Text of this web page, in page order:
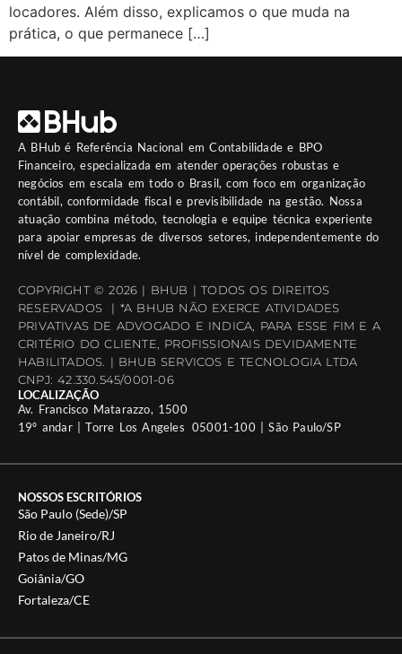
locadores. Além disso, explicamos o que muda na
prática, o que permanece […]
A BHub é Referência Nacional em Contabilidade e BPO
Financeiro, especializada em atender operações robustas e
negócios em escala em todo o Brasil, com foco em organização
contábil, conformidade fiscal e previsibilidade na gestão. Nossa
atuação combina método, tecnologia e equipe técnica experiente
para apoiar empresas de diversos setores, independentemente do
nível de complexidade.
COPYRIGHT © 2026 | BHUB | TODOS OS DIREITOS
RESERVADOS | *A BHUB NÃO EXERCE ATIVIDADES
PRIVATIVAS DE ADVOGADO E INDICA, PARA ESSE FIM E A
CRITÉRIO DO CLIENTE, PROFISSIONAIS DEVIDAMENTE
HABILITADOS. | BHUB SERVICOS E TECNOLOGIA LTDA
CNPJ: 42.330.545/0001-06
LOCALIZAÇÃO
Av. Francisco Matarazzo, 1500
19º andar | Torre Los Angeles 05001-100 | São Paulo/SP
NOSSOS ESCRITÓRIOS
São Paulo (Sede)/SP
Rio de Janeiro/RJ
Patos de Minas/MG
Goiânia/GO
Fortaleza/CE